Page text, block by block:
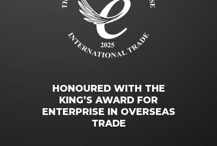
HONOURED WITH THE
KING’S AWARD FOR
ENTERPRISE IN OVERSEAS
TRADE